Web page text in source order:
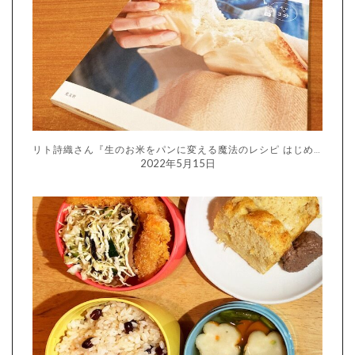
リト詩織さん『生のお米をパンに変える魔法のレシピ はじめての生米パン』
2022年5月15日